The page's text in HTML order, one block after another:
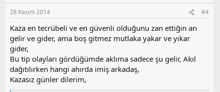
s
u
z
o
l
a
28 Kasım 2014 #4
Kaza en tecrübeli ve en güvenli olduğunu zan ettiğin an
gelir ve gider, ama boş gitmez mutlaka yakar ve yıkar
gider,
Bu tip olayları gördüğümde aklıma sadece şu gelir, Akıl
dağıtılırken hangi ahırda imiş arkadaş,
Kazasız günler dilerim,